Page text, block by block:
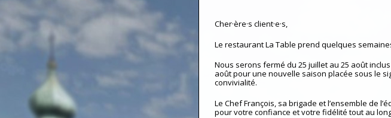
Cher·ère·s client·e·s,
Le restaurant La Table prend quelques
Nous serons fermé du 25 juillet au 25 août
août pour une nouvelle saison placée sous le
convivialité.
Le Chef François, sa brigade et l’ensemble de
pour votre confiance et votre fidélité tout au